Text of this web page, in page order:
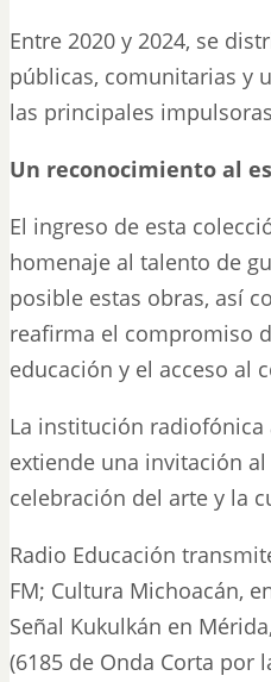
Entre 2020 y 2024, se
públicas, comunitarias y
las principales
Un reconocimiento al
El ingreso de esta
homenaje al talento de
posible estas obras, así
reafirma el compromiso
educación y el acceso al
La institución radiofónica
extiende una invitación
celebración del arte y la
Radio Educación
FM; Cultura Michoacán,
Señal Kukulkán en
(6185 de Onda Corta por